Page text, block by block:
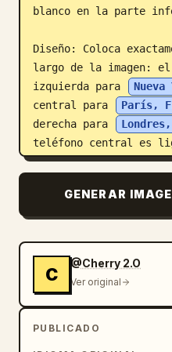
blanco en la parte
Diseño: Coloca
largo de la imagen:
izquierda para
central para
París,
derecha para
teléfono central es
está posicionado al
inclinados o
paisaje de acuarela
los teléfonos con
fragmentos de
Detalles de la
pantalla tiene una
GENERAR
C
@Cherry 2.O
Ver original
PUBLICADO